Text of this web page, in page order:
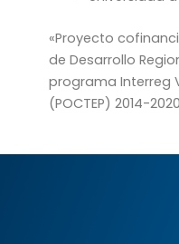
«Proyecto
de Desarrollo
programa Interreg
(POCTEP) 2014-